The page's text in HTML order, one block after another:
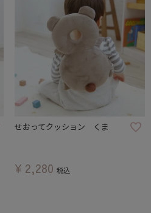
せおってクッション くま
¥ 2,280 税込